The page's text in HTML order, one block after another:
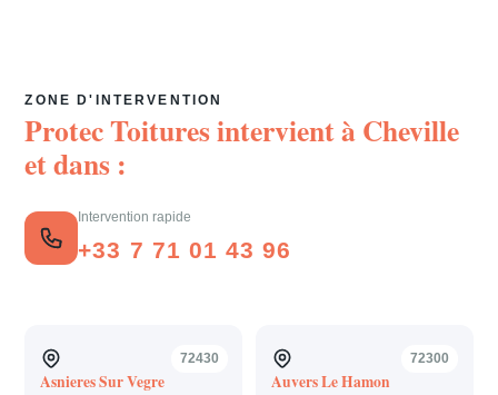
ZONE D'INTERVENTION
Protec Toitures intervient àCheville
et dans :
Intervention rapide
+33 7 71 01 43 96
72430
Asnieres Sur Vegre
72300
Auvers Le Hamon